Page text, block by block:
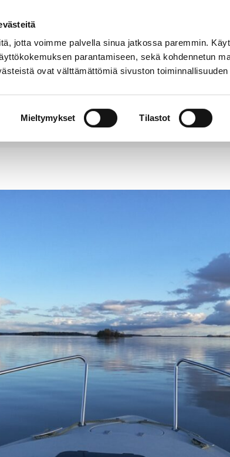
jotta voimme palvella sinua jatkossa paremmin.
parantamiseen, sekä kohdennetun
ovat välttämättömiä sivuston toiminnallisuuden
Mieltymykset Tilastot